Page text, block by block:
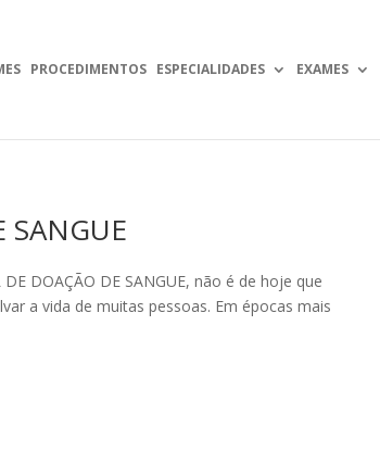
PROCEDIMENTOS ESPECIALIDADES EXAMES
DOAÇÃO DE SANGUE, não é de hoje que
a vida de muitas pessoas. Em épocas mais